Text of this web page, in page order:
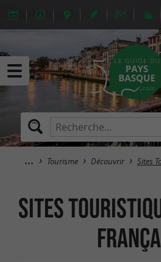
Tourisme Découvrir Sites
Sites